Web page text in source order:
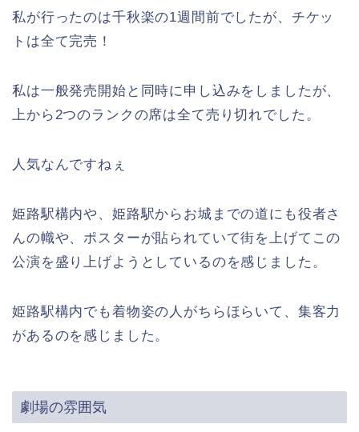
私が行ったのは千秋楽の1週間前でしたが、チケッ
トは全て完売！
私は一般発売開始と同時に申し込みをしましたが、
上から2つのランクの席は全て売り切れでした。
人気なんですねぇ
姫路駅構内や、姫路駅からお城までの道にも役者さ
んの幟や、ポスターが貼られていて街を上げてこの
公演を盛り上げようとしているのを感じました。
姫路駅構内でも着物姿の人がちらほらいて、集客力
があるのを感じました。
劇場の雰囲気